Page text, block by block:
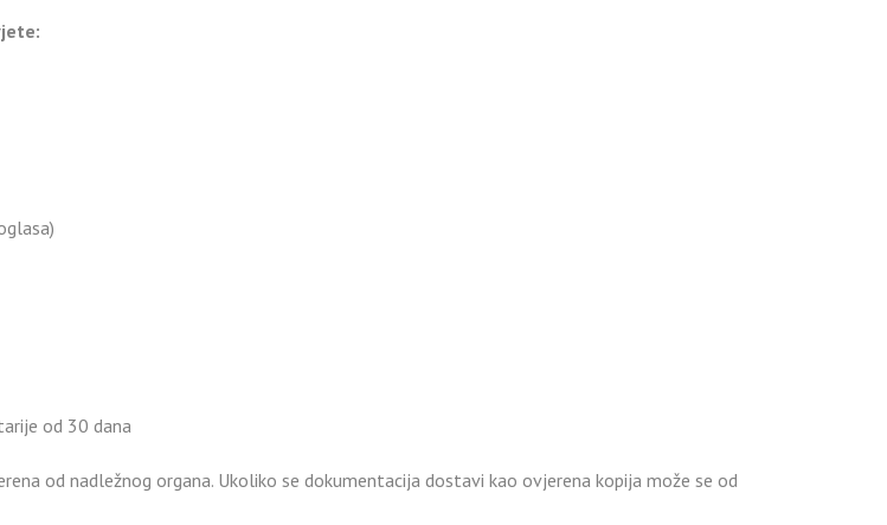
od 30 dana
od nadležnog organa. Ukoliko se dokumentacija dostavi kao ovjerena kopija može se od